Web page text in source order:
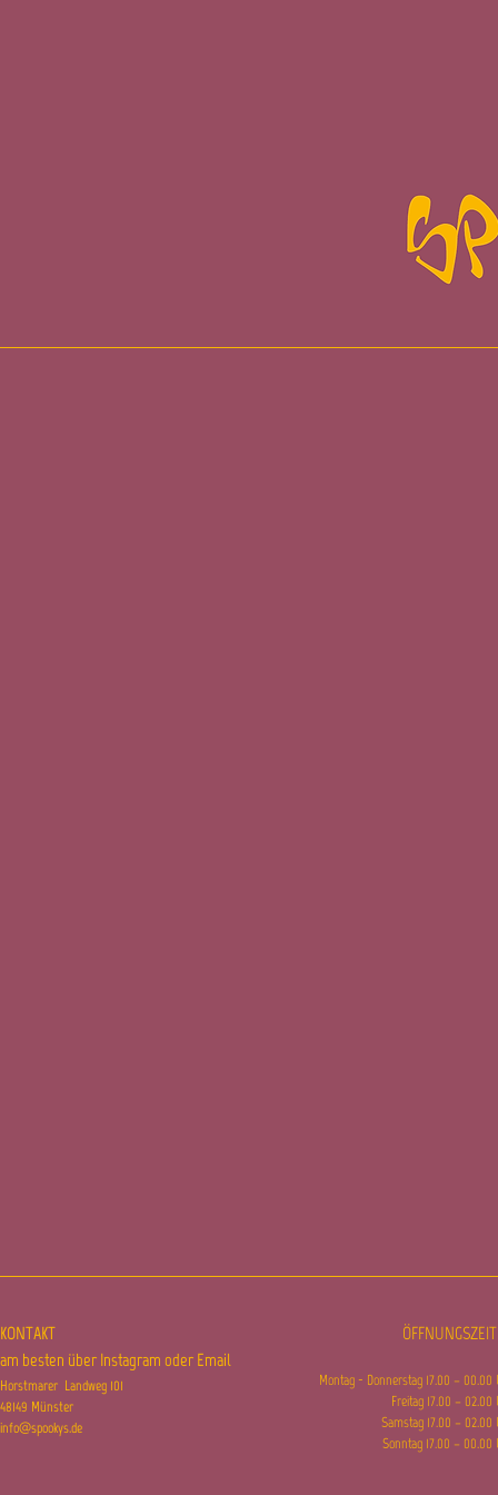
KONTAKT
​am besten über Instagram oder Email
Horstmarer Landweg 101
48149 Münster
info@spookys.de
Montag - Donnerstag 17.00 – 00.00
Freitag 17.00 – 02.00
Samstag 17.00 – 02.00
Sonntag 17.00 – 00.00